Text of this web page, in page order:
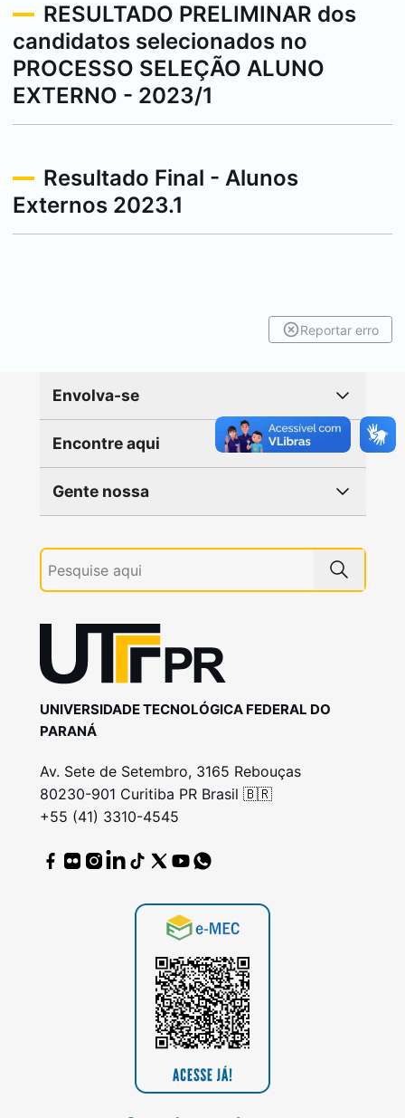
RESULTADO PRELIMINAR dos
candidatos selecionados no
PROCESSO SELEÇÃO ALUNO
EXTERNO - 2023/1
Resultado Final - Alunos
Externos 2023.1
Reportar erro
Envolva-se
Encontre aqui
Gente nossa
UNIVERSIDADE TECNOLÓGICA FEDERAL DO
PARANÁ
Av. Sete de Setembro, 3165 Rebouças
80230-901 Curitiba PR Brasil 🇧🇷
+55 (41) 3310-4545